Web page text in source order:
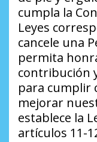
cumpla la
Leyes
cancele una
permita
contribución
para cumplir
mejorar
establece la
artículos 11-